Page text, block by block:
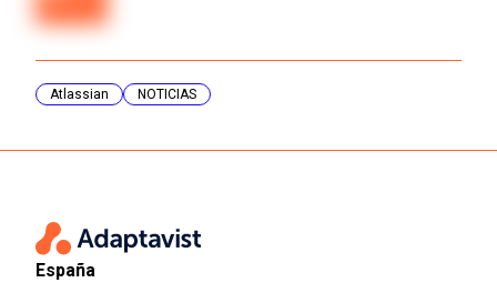
Atlassian NOTICIAS
España